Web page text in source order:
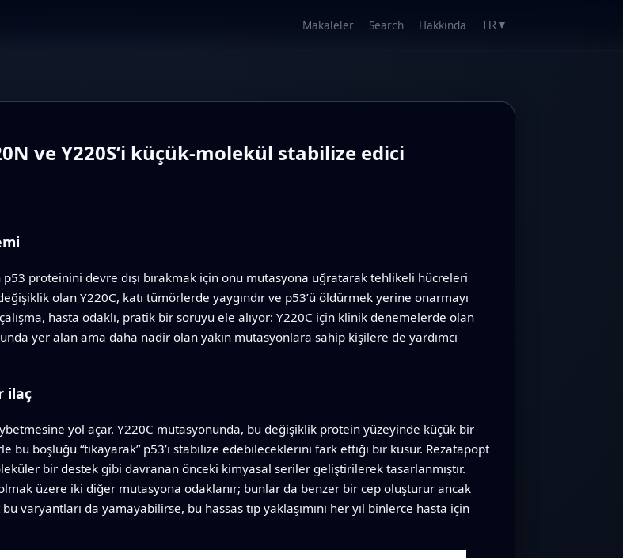
Makaleler Search Hakkında TR ▼
ve Y220S’i küçük-molekül stabilize edici
p53 proteinini devre dışı bırakmak için onu mutasyona uğratarak tehlikeli hücreleri
olan Y220C, katı tümörlerde yaygındır ve p53’ü öldürmek yerine onarmayı
hasta odaklı, pratik bir soruyu ele alıyor: Y220C için klinik denemelerde olan
yer alan ama daha nadir olan yakın mutasyonlara sahip kişilere de yardımcı
ilaç
yol açar. Y220C mutasyonunda, bu değişiklik protein yüzeyinde küçük bir
boşluğu “tıkayarak” p53’i stabilize edebileceklerini fark ettiği bir kusur. Rezatapopt
bir destek gibi davranan önceki kimyasal seriler geliştirilerek tasarlanmıştır.
üzere iki diğer mutasyona odaklanır; bunlar da benzer bir cep oluşturur ancak
varyantları da yamayabilirse, bu hassas tıp yaklaşımını her yıl binlerce hasta için